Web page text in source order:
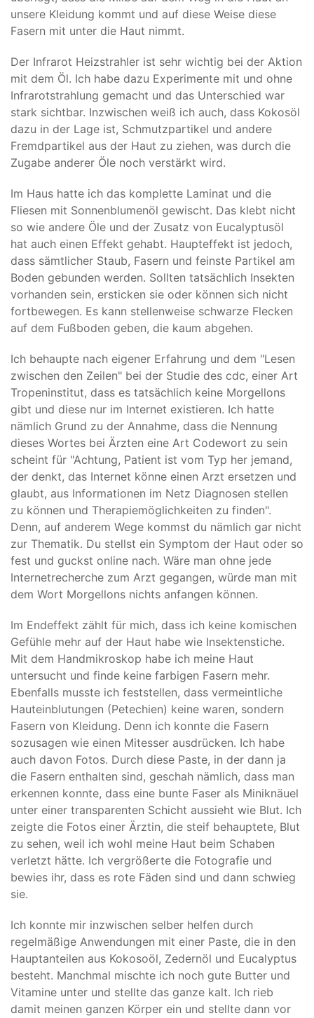
unsere Kleidung kommt und auf diese Weise diese
Fasern mit unter die Haut nimmt.
Der Infrarot Heizstrahler ist sehr wichtig bei der Aktion
mit dem Öl. Ich habe dazu Experimente mit und ohne
Infrarotstrahlung gemacht und das Unterschied war
stark sichtbar. Inzwischen weiß ich auch, dass Kokosöl
dazu in der Lage ist, Schmutzpartikel und andere
Fremdpartikel aus der Haut zu ziehen, was durch die
Zugabe anderer Öle noch verstärkt wird.
Im Haus hatte ich das komplette Laminat und die
Fliesen mit Sonnenblumenöl gewischt. Das klebt nicht
so wie andere Öle und der Zusatz von Eucalyptusöl
hat auch einen Effekt gehabt. Haupteffekt ist jedoch,
dass sämtlicher Staub, Fasern und feinste Partikel am
Boden gebunden werden. Sollten tatsächlich Insekten
vorhanden sein, ersticken sie oder können sich nicht
fortbewegen. Es kann stellenweise schwarze Flecken
auf dem Fußboden geben, die kaum abgehen.
Ich behaupte nach eigener Erfahrung und dem "Lesen
zwischen den Zeilen" bei der Studie des cdc, einer Art
Tropeninstitut, dass es tatsächlich keine Morgellons
gibt und diese nur im Internet existieren. Ich hatte
nämlich Grund zu der Annahme, dass die Nennung
dieses Wortes bei Ärzten eine Art Codewort zu sein
scheint für "Achtung, Patient ist vom Typ her jemand,
der denkt, das Internet könne einen Arzt ersetzen und
glaubt, aus Informationen im Netz Diagnosen stellen
zu können und Therapiemöglichkeiten zu finden".
Denn, auf anderem Wege kommst du nämlich gar nicht
zur Thematik. Du stellst ein Symptom der Haut oder so
fest und guckst online nach. Wäre man ohne jede
Internetrecherche zum Arzt gegangen, würde man mit
dem Wort Morgellons nichts anfangen können.
Im Endeffekt zählt für mich, dass ich keine komischen
Gefühle mehr auf der Haut habe wie Insektenstiche.
Mit dem Handmikroskop habe ich meine Haut
untersucht und finde keine farbigen Fasern mehr.
Ebenfalls musste ich feststellen, dass vermeintliche
Hauteinblutungen (Petechien) keine waren, sondern
Fasern von Kleidung. Denn ich konnte die Fasern
sozusagen wie einen Mitesser ausdrücken. Ich habe
auch davon Fotos. Durch diese Paste, in der dann ja
die Fasern enthalten sind, geschah nämlich, dass man
erkennen konnte, dass eine bunte Faser als Miniknäuel
unter einer transparenten Schicht aussieht wie Blut. Ich
zeigte die Fotos einer Ärztin, die steif behauptete, Blut
zu sehen, weil ich wohl meine Haut beim Schaben
verletzt hätte. Ich vergrößerte die Fotografie und
bewies ihr, dass es rote Fäden sind und dann schwieg
sie.
Ich konnte mir inzwischen selber helfen durch
regelmäßige Anwendungen mit einer Paste, die in den
Hauptanteilen aus Kokosoöl, Zedernöl und Eucalyptus
besteht. Manchmal mischte ich noch gute Butter und
Vitamine unter und stellte das ganze kalt. Ich rieb
damit meinen ganzen Körper ein und stellte dann vor